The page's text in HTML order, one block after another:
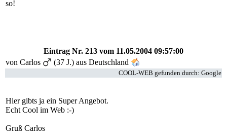
so!
Eintrag Nr. 213 vom 11.05.2004 09:57:00
von Carlos (37 J.) aus Deutschland
COOL-WEB gefunden durch: Google
Hier gibts ja ein Super Angebot.
Echt Cool im Web :-)
Gruß Carlos